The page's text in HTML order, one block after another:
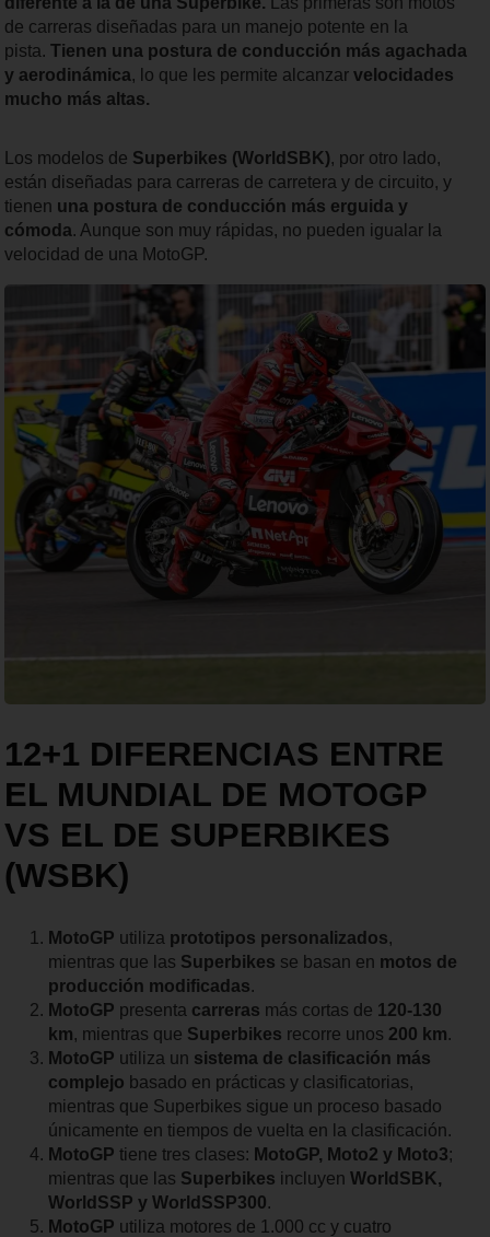
de carreras diseñadas para un manejo potente en la
pista.Tienen una postura de conducción más agachada
y aerodinámica, lo que les permite alcanzarvelocidades
mucho más altas.
Los modelos de Superbikes (WorldSBK), por otro lado,
están diseñadas para carreras de carretera y de circuito, y
tienen una postura de conducción más erguida y
cómoda. Aunque son muy rápidas, no pueden igualar la
velocidad de una MotoGP.
12+1 DIFERENCIAS ENTRE
EL MUNDIAL DE MOTOGP
VS EL DE SUPERBIKES
(WSBK)
MotoGP utiliza prototipos personalizados,
mientras que las Superbikes se basan en motos de
producción modificadas.
MotoGP presenta carreras más cortas de 120-130
km, mientras que Superbikes recorre unos 200 km.
MotoGP utiliza un sistema de clasificación más
complejo basado en prácticas y clasificatorias,
mientras que Superbikes sigue un proceso basado
únicamente en tiempos de vuelta en la clasificación.
MotoGP tiene tres clases: MotoGP, Moto2 y Moto3;
mientras que las Superbikes incluyenWorldSBK,
WorldSSP y WorldSSP300.
MotoGP utiliza motores de 1.000 cc y cuatro